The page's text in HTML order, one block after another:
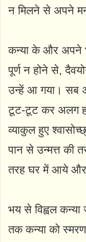
न मिलने से अपने
कन्या के और अपने
पूर्ण न होने से,
उन्हें आ गया।
टूट-टूट कर अलग
व्याकुल हुए
पान से उन्मत्त की
तरह घर में आये और
भय से विह्वल
तक कन्या को स्मरण